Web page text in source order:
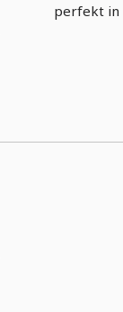
perfekt in